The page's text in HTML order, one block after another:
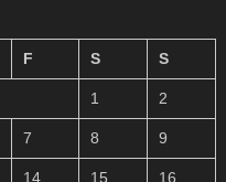
F S S
1 2
7 8 9
14 15 16